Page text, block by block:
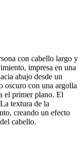
con cabello largo y
impresa en una
abajo desde un
oscuro con una argolla
el primer plano. El
textura de la
creando un efecto
cabello.